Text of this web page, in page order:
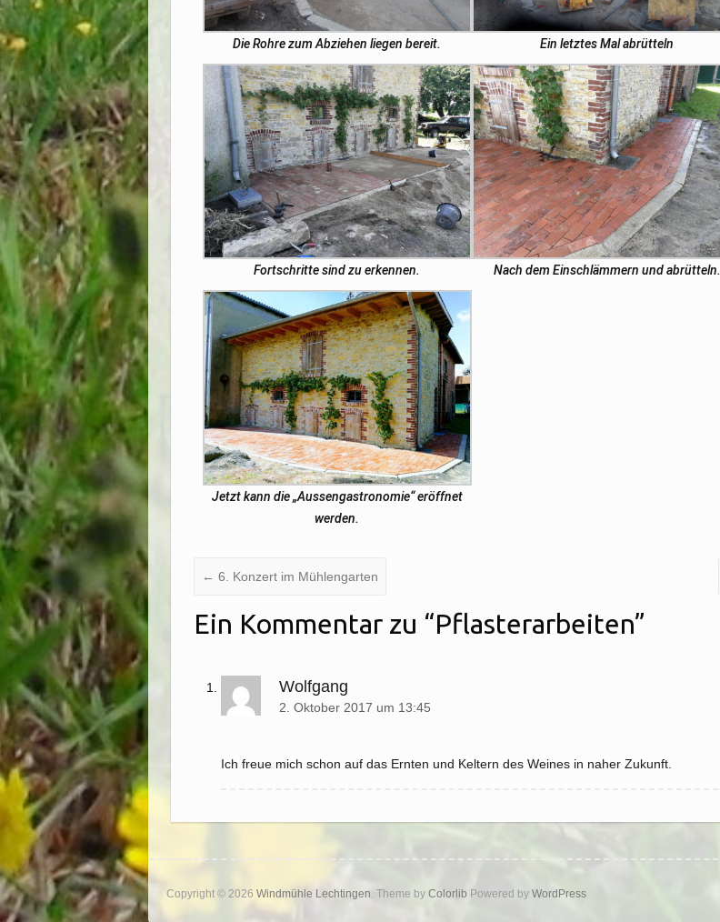
Die Rohre zum Abziehen liegen bereit. Ein letztes Mal abrütteln
Fortschritte sind zu erkennen. Nach dem Einschlämmern und abrütteln.
Jetzt kann die „Aussengastronomie“ eröffnet
werden.
← 6. Konzert im Mühlengarten
Ein Kommentar zu “Pflasterarbeiten”
Wolfgang
2. Oktober 2017 um 13:45
Ich freue mich schon auf das Ernten und Keltern des Weines in naher Zukunft.
Copyright © 2026 Windmühle Lechtingen. Theme by Colorlib Powered by WordPress